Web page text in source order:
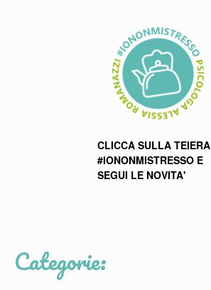
CLICCA SULLA TEIERA
#IONONMISTRESSO E
SEGUI LE NOVITA'
Categorie: